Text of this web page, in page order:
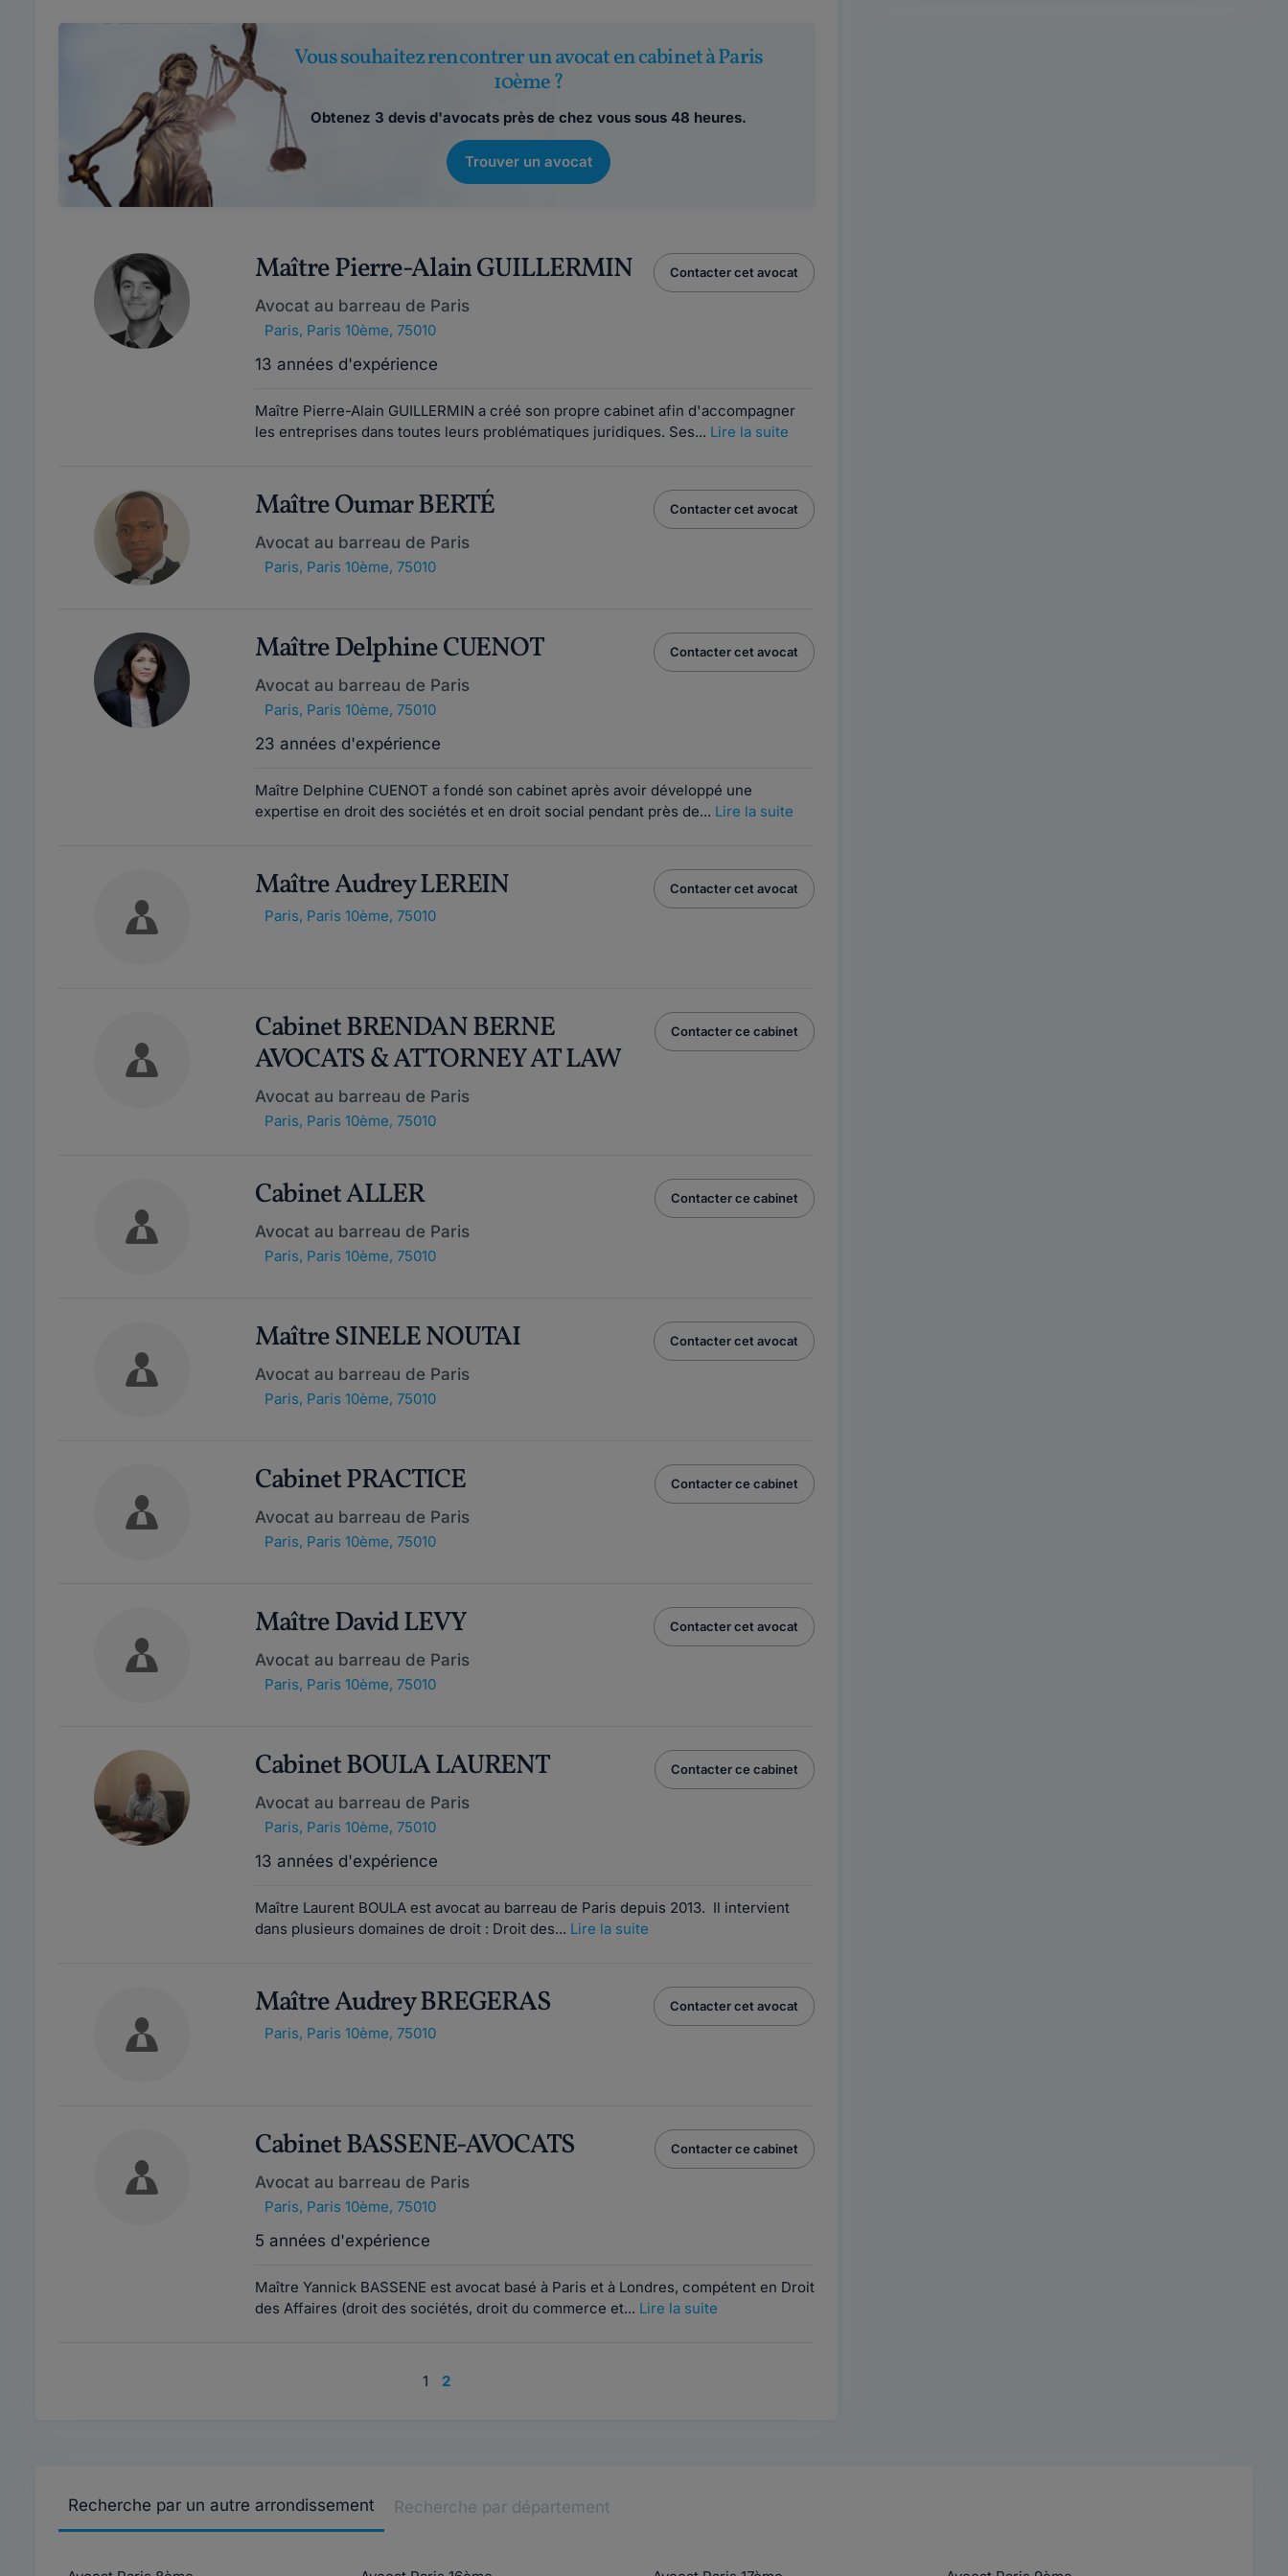
Vous souhaitez rencontrer un avocat en cabinet à Paris
10ème ?
Obtenez 3 devis d'avocats près de chez vous sous 48 heures.
Trouver un avocat
Maître Pierre-Alain GUILLERMIN
Avocat au barreau de Paris
Paris, Paris 10ème, 75010
13 années d'expérience
Contacter cet avocat
Maître Pierre-Alain GUILLERMIN a créé son propre cabinet afin d'accompagner
les entreprises dans toutes leurs problématiques juridiques. Ses... Lire la suite
Maître Oumar BERTÉ
Avocat au barreau de Paris
Paris, Paris 10ème, 75010
Contacter cet avocat
Maître Delphine CUENOT
Avocat au barreau de Paris
Paris, Paris 10ème, 75010
23 années d'expérience
Contacter cet avocat
Maître Delphine CUENOT a fondé son cabinet après avoir développé une
expertise en droit des sociétés et en droit social pendant près de... Lire la suite
Maître Audrey LEREIN
Paris, Paris 10ème, 75010
Contacter cet avocat
Cabinet BRENDAN BERNE
AVOCATS & ATTORNEY AT LAW
Avocat au barreau de Paris
Paris, Paris 10ème, 75010
Contacter ce cabinet
Cabinet ALLER
Avocat au barreau de Paris
Paris, Paris 10ème, 75010
Contacter ce cabinet
Maître SINELE NOUTAI
Avocat au barreau de Paris
Paris, Paris 10ème, 75010
Contacter cet avocat
Cabinet PRACTICE
Avocat au barreau de Paris
Paris, Paris 10ème, 75010
Contacter ce cabinet
Maître David LEVY
Avocat au barreau de Paris
Paris, Paris 10ème, 75010
Contacter cet avocat
Cabinet BOULA LAURENT
Avocat au barreau de Paris
Paris, Paris 10ème, 75010
13 années d'expérience
Contacter ce cabinet
Maître Laurent BOULA est avocat au barreau de Paris depuis 2013. Il intervient
dans plusieurs domaines de droit : Droit des... Lire la suite
Maître Audrey BREGERAS
Paris, Paris 10ème, 75010
Contacter cet avocat
Cabinet BASSENE-AVOCATS
Avocat au barreau de Paris
Paris, Paris 10ème, 75010
5 années d'expérience
Contacter ce cabinet
Maître Yannick BASSENE est avocat basé à Paris et à Londres, compétent en Droit
des Affaires (droit des sociétés, droit du commerce et... Lire la suite
1 2
Recherche par un autre arrondissement Recherche par département